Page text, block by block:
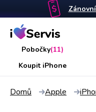
Pobočky(11)
Koupit iPhone
Domů Apple